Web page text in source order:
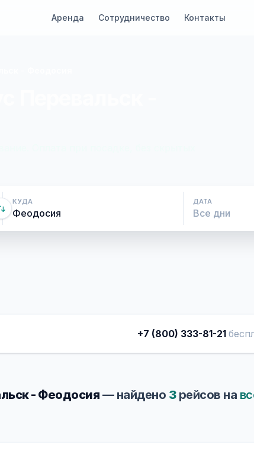
Аренда Сотрудничество Контакты
КУДА ДАТА
+7 (800) 333-81-21
- Феодосия — найдено 3рейсов на